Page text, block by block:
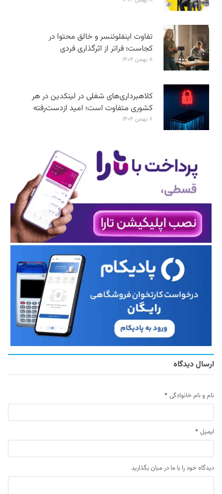
تفاوت اینفلوئنسر و خالق محتوا در
کجاست؛ فراتر از اثرگذاری فردی
۸ بهمن ۱۴۰۴
کلاهبرداری‌های شغلی در لینکدین در هر
کشوری متفاوت است؛ امید ازدست‌رفته
۸ بهمن ۱۴۰۴
ارسال دیدگاه
نام و نام خانوادگی *
ایمیل *
دیدگاه خود را با ما در میان بگذارید